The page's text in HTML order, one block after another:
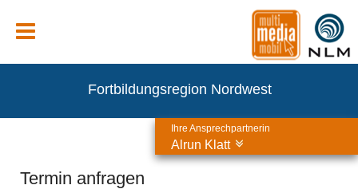
Fortbildungsregion Nordwest
Termin anfragen
Ihre Ansprechpartnerin
Alrun Klatt